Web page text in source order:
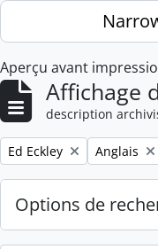
Skip to main content
Aperçu avant
Affichage
description
Remove filter:
Ed Eckley Remove
Anglais
Options de